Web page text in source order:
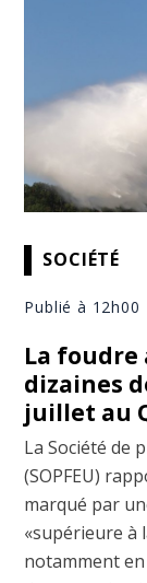
SOCIÉTÉ
Publié à 12h00
La foudre
dizaines
juillet au
La Société de
(SOPFEU)
marqué par
«supérieure à
notamment